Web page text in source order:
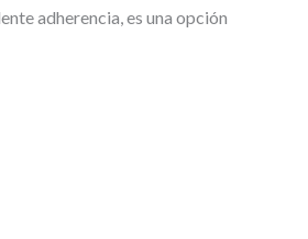
adherencia, es una opción